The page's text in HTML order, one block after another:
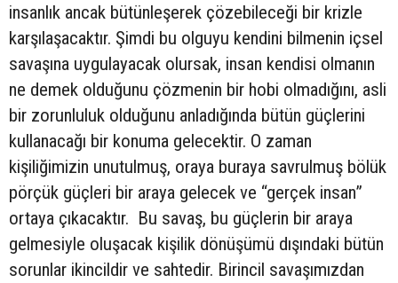
insanlık ancak bütünleşerek çözebileceği bir krizle
karşılaşacaktır. Şimdi bu olguyu kendini bilmenin içsel
savaşına uygulayacak olursak, insan kendisi olmanın
ne demek olduğunu çözmenin bir hobi olmadığını, asli
bir zorunluluk olduğunu anladığında bütün güçlerini
kullanacağı bir konuma gelecektir. O zaman
kişiliğimizin unutulmuş, oraya buraya savrulmuş bölük
pörçük güçleri bir araya gelecek ve “gerçek insan”
ortaya çıkacaktır. Bu savaş, bu güçlerin bir araya
gelmesiyle oluşacak kişilik dönüşümü dışındaki bütün
sorunlar ikincildir ve sahtedir. Birincil savaşımızdan